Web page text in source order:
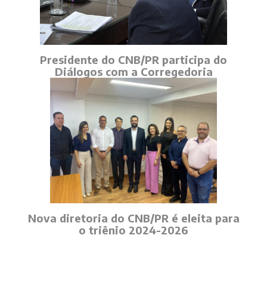
Presidente do CNB/PR participa do
Diálogos com a Corregedoria
Nova diretoria do CNB/PR é eleita para
o triênio 2024-2026